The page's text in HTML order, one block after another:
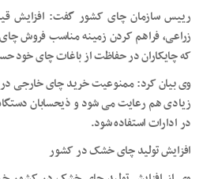
رییس سازمان چای کشور گفت: افزایش
زراعی، فراهم کردن زمینه مناسب فروش
که چایکاران در حفاظت از باغات چای خود
وی بیان کرد: ممنوعیت خرید چای خارجی در
زیادی هم رعایت می شود و ذیحسابان
در ادارات استفاده شود.
افزایش تولید چای خشک در کشور